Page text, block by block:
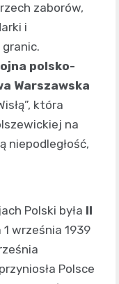
zaborów,
i
polsko-
Warszawska
która
na
niepodległość,
Polski była II
września 1939
Polsce